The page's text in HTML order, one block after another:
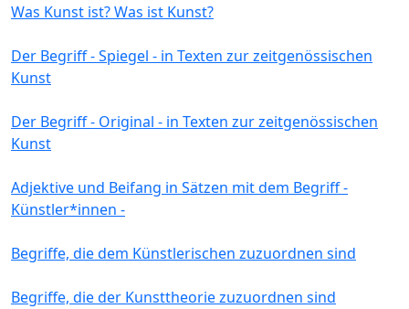
Was Kunst ist? Was ist Kunst?
Der Begriff - Spiegel - in Texten zur zeitgenössischen
Kunst
Der Begriff - Original - in Texten zur zeitgenössischen
Kunst
Adjektive und Beifang in Sätzen mit dem Begriff -
Künstler*innen -
Begriffe, die dem Künstlerischen zuzuordnen sind
Begriffe, die der Kunsttheorie zuzuordnen sind